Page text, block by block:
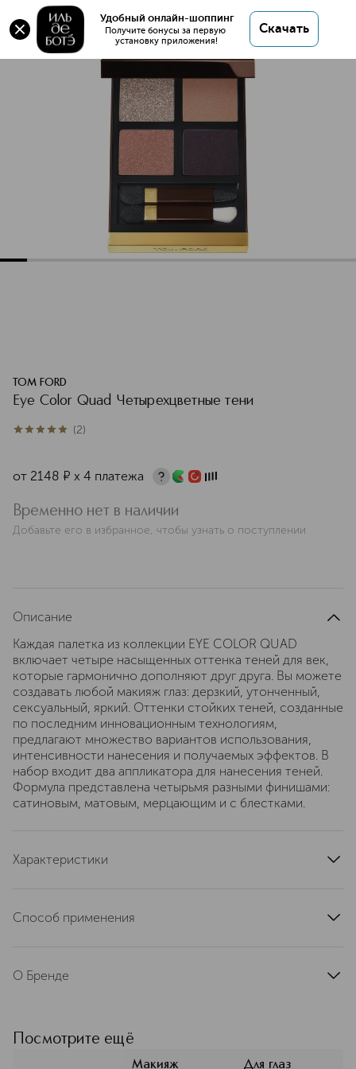
Удобный онлайн-шоппинг
Получите бонусы за первую
установку приложения!
Скачать
Оригинал 💯 Eye Color Quad Четырехцветные
тени купить в интернет магазине ИЛЬ ДЕ БОТЭ с
доставкой.
Eye Color Quad Четырехцветные тени
Характеристики
TOM FORD
Eye Color Quad Четырехцветные тени
5из 52 (2)
от 2148 ¤ х 4 платежа
Временно нет в наличии
Добавьте его в избранное, чтобы узнать о поступлении
Описание
Каждая палетка из коллекции EYE COLOR QUAD
включает четыре насыщенных оттенка теней для век,
которые гармонично дополняют друг друга. Вы можете
создавать любой макияж глаз: дерзкий, утонченный,
сексуальный, яркий. Оттенки стойких теней, созданные
по последним инновационным технологиям,
предлагают множество вариантов использования,
интенсивности нанесения и получаемых эффектов. В
набор входит два аппликатора для нанесения теней.
Формула представлена четырьмя разными финишами:
сатиновым, матовым, мерцающим и с блестками.
Характеристики
Способ применения
О Бренде
современной роскоши. В коллекции
макияжа TOM FORD BEAUTY
Посмотрите ещё
Макияж Для глаз